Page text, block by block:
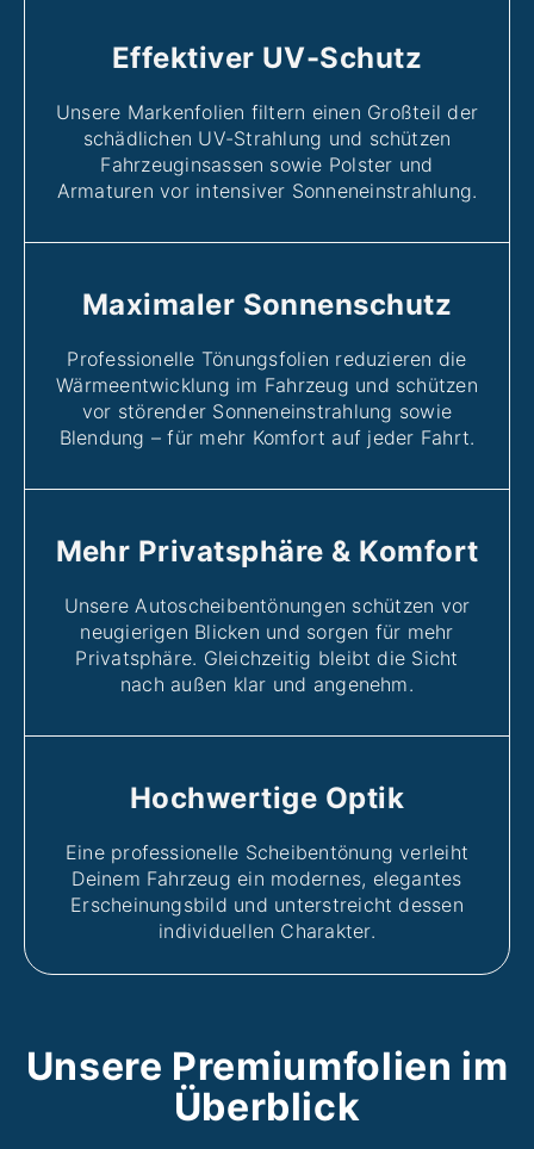
Effektiver UV-Schutz
Unsere Markenfolien filtern einen Großteil der
schädlichen UV-Strahlung und schützen
Fahrzeuginsassen sowie Polster und
Armaturen vor intensiver Sonneneinstrahlung.
Maximaler Sonnenschutz
Professionelle Tönungsfolien reduzieren die
Wärmeentwicklung im Fahrzeug und schützen
vor störender Sonneneinstrahlung sowie
Blendung – für mehr Komfort auf jeder Fahrt.
Mehr Privatsphäre & Komfort
Unsere Autoscheibentönungen schützen vor
neugierigen Blicken und sorgen für mehr
Privatsphäre. Gleichzeitig bleibt die Sicht
nach außen klar und angenehm.
Hochwertige Optik
Eine professionelle Scheibentönung verleiht
Deinem Fahrzeug ein modernes, elegantes
Erscheinungsbild und unterstreicht dessen
individuellen Charakter.
Unsere Premiumfolien im
Überblick